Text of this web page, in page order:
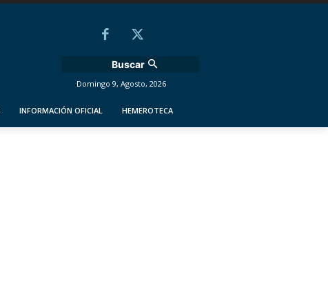
Buscar
Domingo 9, Agosto, 2026
INFORMACIÓN OFICIAL HEMEROTECA